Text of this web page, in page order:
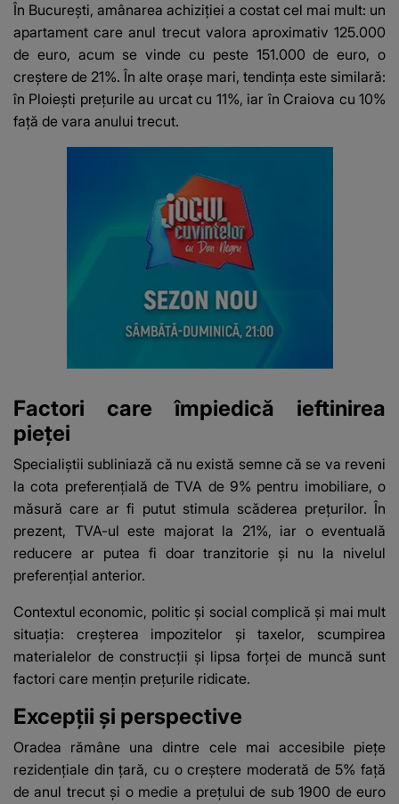
fanilor
În București, amânarea achiziției a costat cel mai mult: un
apartament care anul trecut valora aproximativ 125.000
de euro, acum se vinde cu peste 151.000 de euro, o
creștere de 21%. În alte orașe mari, tendința este similară:
în Ploiești prețurile au urcat cu 11%, iar în Craiova cu 10%
față de vara anului trecut.
Factori care împiedică ieftinirea
pieței
Specialiștii subliniază că nu există semne că se va reveni
la cota preferențială de TVA de 9% pentru imobiliare, o
măsură care ar fi putut stimula scăderea prețurilor. În
prezent, TVA-ul este majorat la 21%, iar o eventuală
reducere ar putea fi doar tranzitorie și nu la nivelul
preferențial anterior.
Contextul economic, politic și social complică și mai mult
situația: creșterea impozitelor și taxelor, scumpirea
materialelor de construcții și lipsa forței de muncă sunt
factori care mențin prețurile ridicate.
Excepții și perspective
Oradea rămâne una dintre cele mai accesibile piețe
rezidențiale din țară, cu o creștere moderată de 5% față
de anul trecut și o medie a prețului de sub 1900 de euro